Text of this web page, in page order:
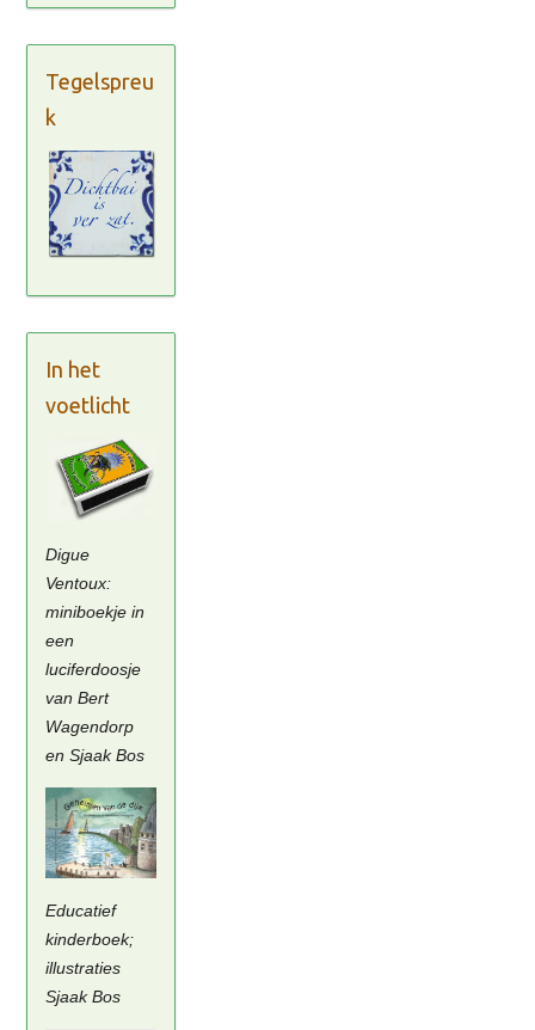
Tegelspreu
k
In het
voetlicht
Digue
Ventoux:
miniboekje in
een
luciferdoosje
van Bert
Wagendorp
en Sjaak Bos
Educatief
kinderboek;
illustraties
Sjaak Bos